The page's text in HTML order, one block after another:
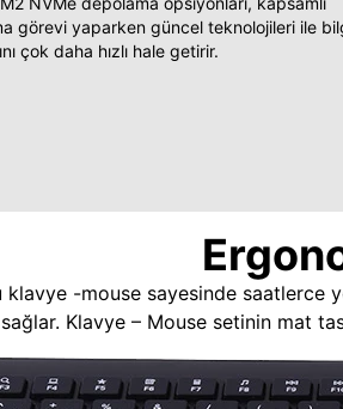
görevi yaparken güncel teknolojileri ile
çok daha hızlı hale getirir.
-mouse sayesinde saatlerce
sağlar. Klavye – Mouse setinin mat